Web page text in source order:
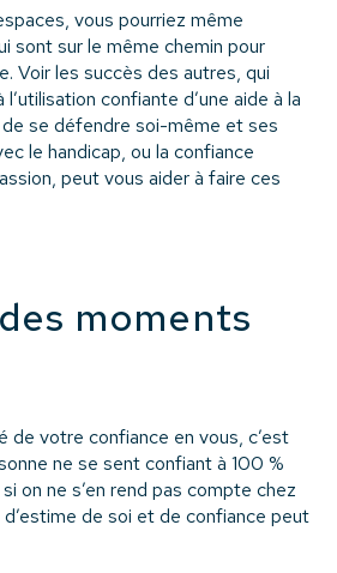
vous pourriez même
sont sur le même chemin pour
Voir les succès des autres, qui
confiante d’une aide à la
se défendre soi-même et ses
le handicap, ou la confiance
peut vous aider à faire ces
moments
de votre confiance en vous, c’est
ne se sent confiant à 100 %
on ne s’en rend pas compte chez
de soi et de confiance peut